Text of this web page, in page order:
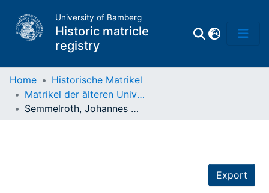
University of Bamberg
Historic matricle
registry
Matrikel
Home
Historische Matrikel
Matrikel der älteren Universität
Semmelroth, Johannes Heinrich
Export